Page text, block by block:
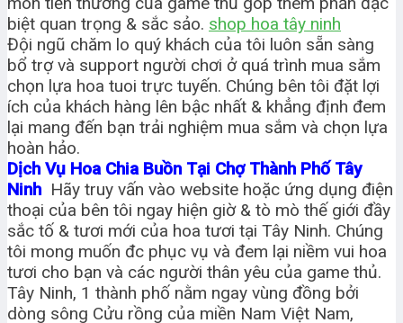
biệt quan trọng & sắc sảo. shop hoa tây ninh
Đội ngũ chăm lo quý khách của tôi luôn sẵn sàng
bổ trợ và support người chơi ở quá trình mua sắm
chọn lựa hoa tuoi trực tuyến. Chúng bên tôi đặt lợi
ích của khách hàng lên bậc nhất & khẳng định đem
lại mang đến bạn trải nghiệm mua sắm và chọn lựa
hoàn hảo.
Dịch Vụ Hoa Chia Buồn Tại Chợ Thành Phố Tây
Ninh Hãy truy vấn vào website hoặc ứng dụng điện
thoại của bên tôi ngay hiện giờ & tò mò thế giới đầy
sắc tố & tươi mới của hoa tươi tại Tây Ninh. Chúng
tôi mong muốn đc phục vụ và đem lại niềm vui hoa
tươi cho bạn và các người thân yêu của game thủ.
Tây Ninh, 1 thành phố nằm ngay vùng đồng bởi
dòng sông Cửu rồng của miền Nam Việt Nam,